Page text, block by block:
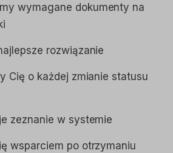
wymagane dokumenty na
rozwiązanie
Cię o każdej zmianie statusu
zeznanie w systemie
wsparciem po otrzymaniu